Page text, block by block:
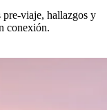
pre-viaje, hallazgos y
conexión.